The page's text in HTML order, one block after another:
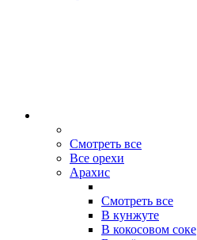
Смотреть все
Все орехи
Арахис
Смотреть все
В кунжуте
В кокосовом соке